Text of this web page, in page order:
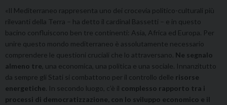
«Il Mediterraneo rappresenta uno dei crocevia politico-culturali più
rilevanti della Terra – ha detto il cardinal Bassetti – e in questo
bacino confluiscono ben tre continenti: Asia, Africa ed Europa. Per
unire questo mondo mediterraneo è assolutamente necessario
comprendere le questioni cruciali che lo attraversano. Ne segnalo
almeno tre , una economica, una politica e una sociale. Innanzitutto
da sempre gli Stati si combattono per il controllo delle risorse
energetiche . In secondo luogo, c’è il complesso rapporto tra i
processi di democratizzazione, con lo sviluppo economico e il